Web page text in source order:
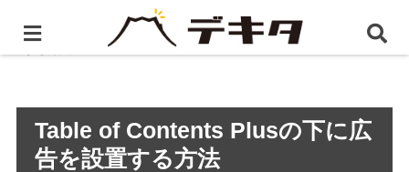
ホーム BLOG
Table of Contents Plusの下に広告を設
Table of Contents Plusの下に広
告を設置する方法